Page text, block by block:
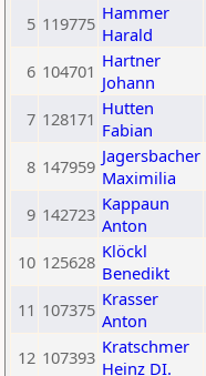
5 119775 Hammer
Harald
6 104701 Hartner
Johann
7 128171 Hutten
Fabian
8 147959 Jagersbacher
Maximilia
9 142723 Kappaun
Anton
10 125628 Klöckl
Benedikt
11 107375 Krasser
Anton
12 107393 Kratschmer
Heinz DI.